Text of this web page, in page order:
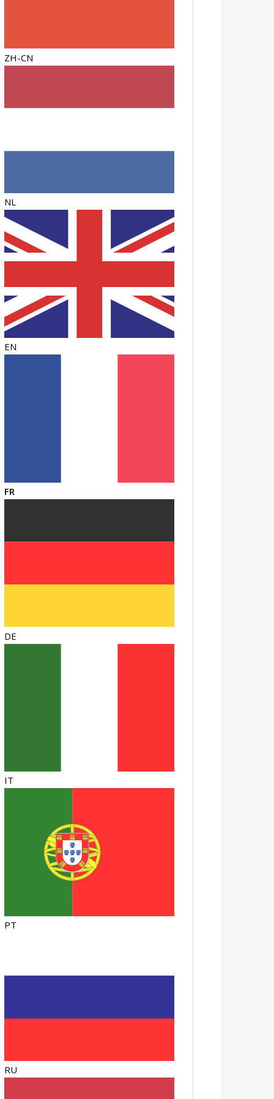
ZH-CN
NL
EN
FR
DE
IT
PT
RU